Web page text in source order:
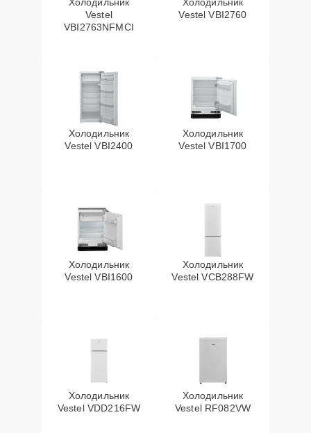
Vestel
VBI2763NFMCI
Vestel VBI2760
Холодильник
Vestel VBI2400
Холодильник
Vestel VBI1700
Холодильник
Vestel VBI1600
Холодильник
Vestel VCB288FW
Холодильник
Vestel VDD216FW
Холодильник
Vestel RF082VW